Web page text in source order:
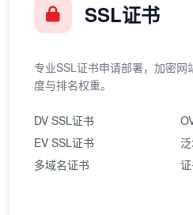
SSL证书
专业SSL证书申请部署，加密
度与排名权重。
DV SSL证书
EV SSL证书
多域名证书